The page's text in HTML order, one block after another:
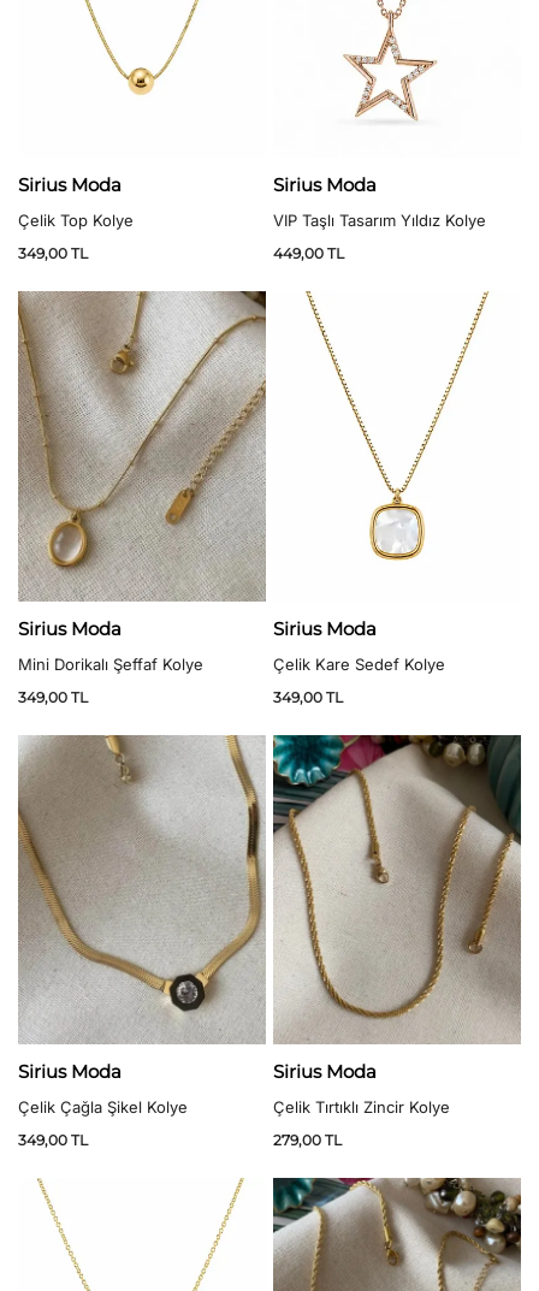
Sirius Moda
Çelik Top Kolye
349,00 TL
Sirius Moda
VIP Taşlı Tasarım Yıldız Kolye
449,00 TL
Sirius Moda
Mini Dorikalı Şeffaf Kolye
349,00 TL
Sirius Moda
Çelik Kare Sedef Kolye
349,00 TL
Sirius Moda
Çelik Çağla Şikel Kolye
349,00 TL
Sirius Moda
Çelik Tırtıklı Zincir Kolye
279,00 TL